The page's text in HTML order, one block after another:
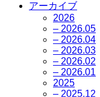
アーカイブ
2026
– 2026.05
– 2026.04
– 2026.03
– 2026.02
– 2026.01
2025
– 2025.12